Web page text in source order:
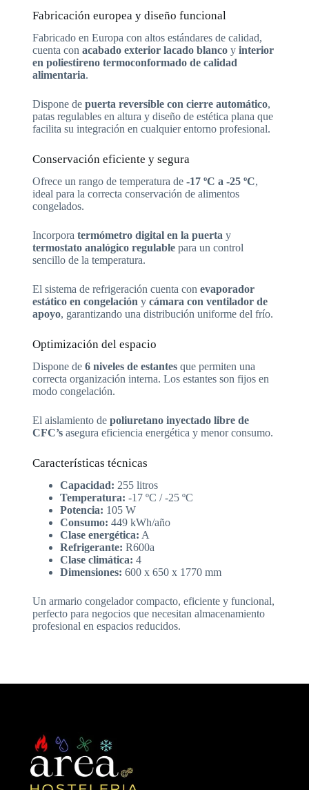
Fabricación europea y diseño funcional
Fabricado en Europa con altos estándares de calidad,
cuenta con acabado exterior lacado blancoy interior
en poliestireno termoconformado de calidad
alimentaria.
Dispone de puerta reversible con cierre automático,
patas regulables en altura y diseño de estética plana que
facilita su integración en cualquier entorno profesional.
Conservación eficiente y segura
Ofrece un rango de temperatura de -17 ºC a -25 ºC,
ideal para la correcta conservación de alimentos
congelados.
Incorpora termómetro digital en la puerta y
termostato analógico regulablepara un control
sencillo de la temperatura.
El sistema de refrigeración cuenta con evaporador
estático en congelación y cámara con ventilador de
apoyo, garantizando una distribución uniforme del frío.
Optimización del espacio
Dispone de 6 niveles de estantesque permiten una
correcta organización interna. Los estantes son fijos en
modo congelación.
El aislamiento de poliuretano inyectado libre de
CFC’sasegura eficiencia energética y menor consumo.
Características técnicas
Capacidad: 255 litros
Temperatura: -17 ºC / -25 ºC
Potencia: 105 W
Consumo: 449 kWh/año
Clase energética: A
Refrigerante: R600a
Clase climática: 4
Dimensiones: 600 x 650 x 1770 mm
Un armario congelador compacto, eficiente y funcional,
perfecto para negocios que necesitan almacenamiento
profesional en espacios reducidos.